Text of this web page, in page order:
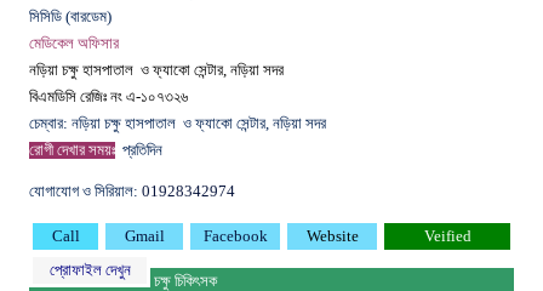
সিসিডি (বারডেম)
মেডিকেল অফিসার
নড়িয়া চক্ষু হাসপাতাল ও ফ্যাকো সেন্টার, নড়িয়া সদর
বিএমডিসি রেজিঃ নং এ-১০৭৩২৬
চেম্বার: নড়িয়া চক্ষু হাসপাতাল ও ফ্যাকো সেন্টার, নড়িয়া সদর
রোগী দেখার সময়ঃ প্রতিদিন
যোগাযোগ ও সিরিয়াল: 01928342974
Call Gmail Facebook Website
Veified
প্রোফাইল দেখুন
চক্ষু চিকিৎসক